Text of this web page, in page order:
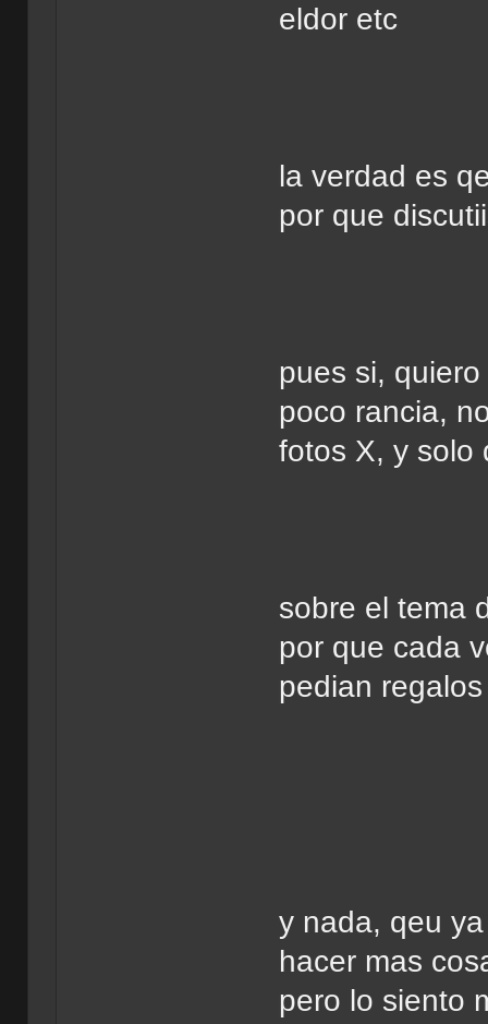
eldor etc
la verdad es
por que
pues si,
poco rancia,
fotos X, y solo
sobre el tema
por que cada
pedian regalos
y nada, qeu
hacer mas
pero lo siento